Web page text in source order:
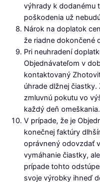
výhrady k dodanému
poškodenia už
Nárok na doplatok
že riadne dokončené
Pri neuhradení
Objednávateľom v
kontaktovaný
úhrade dlžnej
zmluvnú pokutu vo
každý deň omeškania.
V prípade, že je
konečnej faktúry
oprávnený odovzdať
vymáhanie čiastky,
prípade tohto
svoje výrobky ihneď